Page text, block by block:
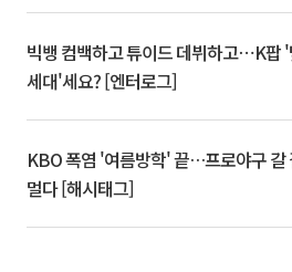
빅뱅 컴백하고 튜이드 데뷔하고⋯K팝 '
세대'세요? [엔터로그]
KBO 폭염 '여름방학' 끝…프로야구 갈
멀다 [해시태그]